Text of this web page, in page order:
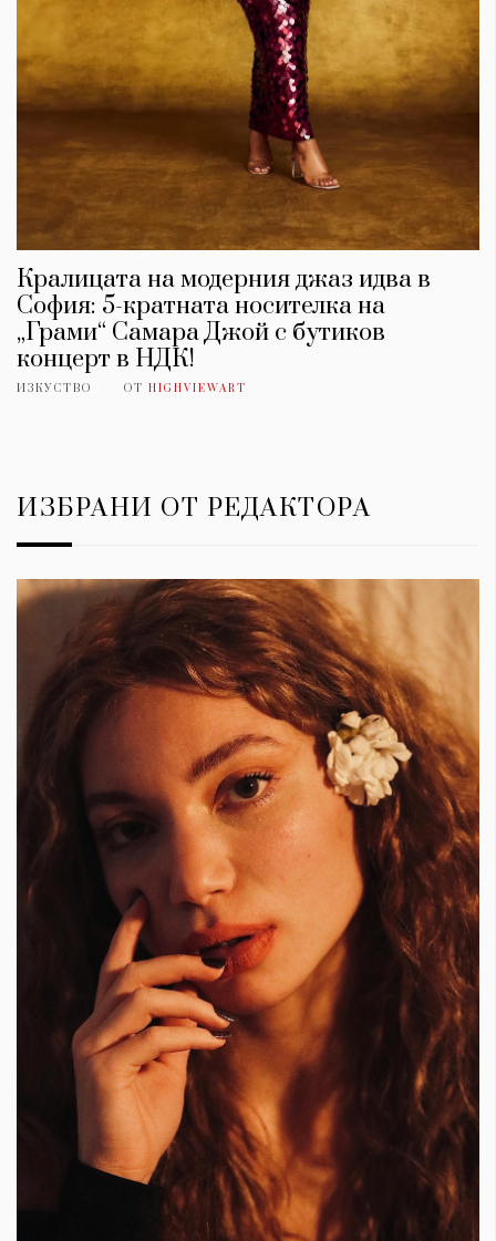
Кралицата на модерния джаз идва в
София: 5-кратната носителка на
„Грами“ Самара Джой с бутиков
концерт в НДК!
ИЗКУСТВО ОТ HIGHVIEWART
ИЗБРАНИ ОТ РЕДАКТОРА